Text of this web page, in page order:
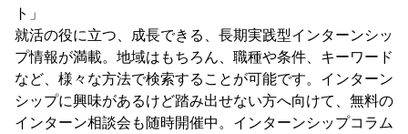
ト」
就活の役に立つ、成長できる、長期実践型インターンシッ
プ情報が満載。地域はもちろん、職種や条件、キーワード
など、様々な方法で検索することが可能です。インターン
シップに興味があるけど踏み出せない方へ向けて、無料の
インターン相談会も随時開催中。インターンシップコラム